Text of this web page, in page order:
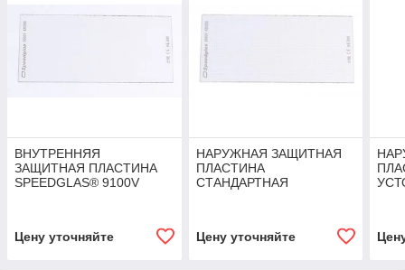
ВНУТРЕННЯЯ
ЗАЩИТНАЯ ПЛАСТИНА
SPEEDGLAS® 9100V
Цену уточняйте
НАРУЖНАЯ ЗАЩИТНАЯ
ПЛАСТИНА
СТАНДАРТНАЯ
Цену уточняйте